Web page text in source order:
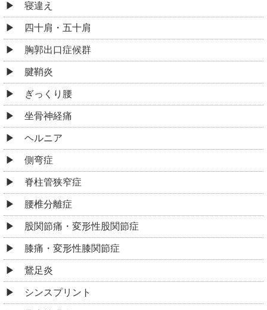
寝違え
四十肩・五十肩
胸郭出口症候群
腱鞘炎
ぎっくり腰
坐骨神経痛
ヘルニア
側弯症
脊柱管狭窄症
腰椎分離症
股関節痛・変形性股関節症
膝痛・変形性膝関節症
鵞足炎
シンスプリント